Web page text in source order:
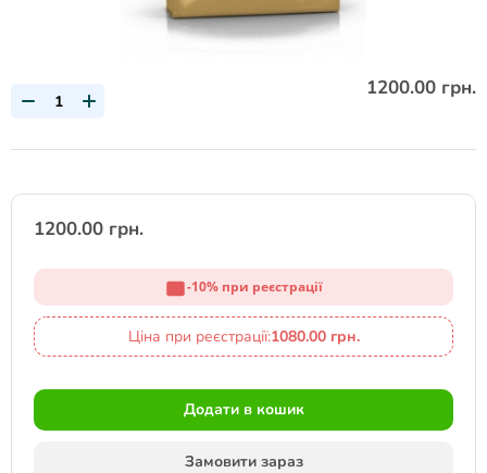
1200.00 грн.
1200.00 грн.
-10% при реєстрації
Ціна при реєстрації:1080.00 грн.
Додати в кошик
Замовити зараз